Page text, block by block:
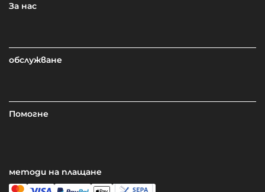
За нас
обслужване
Помогне
методи на плащане